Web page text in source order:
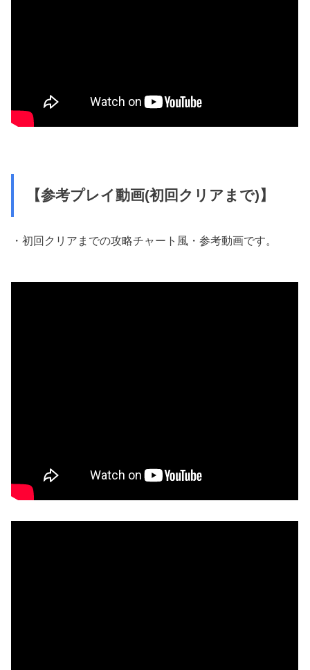
【参考プレイ動画(初回クリアまで)】
・初回クリアまでの攻略チャート風・参考動画です。